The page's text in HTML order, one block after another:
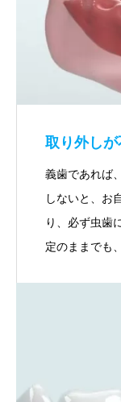
取り外しが
義歯であれば
しないと、お
り、必ず虫歯
定のままでも